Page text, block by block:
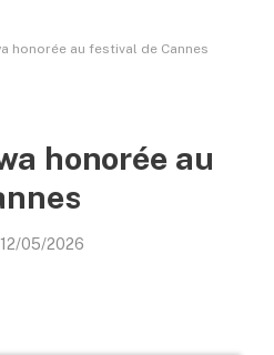
honorée au festival de Cannes
honorée au
12/05/2026